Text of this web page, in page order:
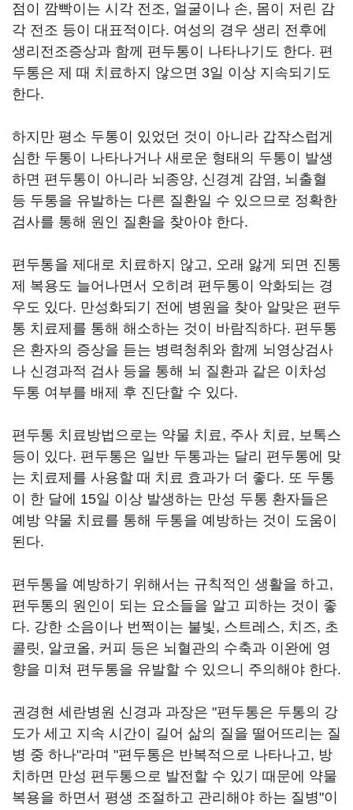
점이 깜빡이는 시각 전조, 얼굴이나 손, 몸이 저린 감
각 전조 등이 대표적이다. 여성의 경우 생리 전후에
생리전조증상과 함께 편두통이 나타나기도 한다. 편
두통은 제 때 치료하지 않으면 3일 이상 지속되기도
한다.
하지만 평소 두통이 있었던 것이 아니라 갑작스럽게
심한 두통이 나타나거나 새로운 형태의 두통이 발생
하면 편두통이 아니라 뇌종양, 신경계 감염, 뇌출혈
등 두통을 유발하는 다른 질환일 수 있으므로 정확한
검사를 통해 원인 질환을 찾아야 한다.
편두통을 제대로 치료하지 않고, 오래 앓게 되면 진통
제 복용도 늘어나면서 오히려 편두통이 악화되는 경
우도 있다. 만성화되기 전에 병원을 찾아 알맞은 편두
통 치료제를 통해 해소하는 것이 바람직하다. 편두통
은 환자의 증상을 듣는 병력청취와 함께 뇌영상검사
나 신경과적 검사 등을 통해 뇌 질환과 같은 이차성
두통 여부를 배제 후 진단할 수 있다.
편두통 치료방법으로는 약물 치료, 주사 치료, 보톡스
등이 있다. 편두통은 일반 두통과는 달리 편두통에 맞
는 치료제를 사용할 때 치료 효과가 더 좋다. 또 두통
이 한 달에 15일 이상 발생하는 만성 두통 환자들은
예방 약물 치료를 통해 두통을 예방하는 것이 도움이
된다.
편두통을 예방하기 위해서는 규칙적인 생활을 하고,
편두통의 원인이 되는 요소들을 알고 피하는 것이 좋
다. 강한 소음이나 번쩍이는 불빛, 스트레스, 치즈, 초
콜릿, 알코올, 커피 등은 뇌혈관의 수축과 이완에 영
향을 미쳐 편두통을 유발할 수 있으니 주의해야 한다.
권경현 세란병원 신경과 과장은 "편두통은 두통의 강
도가 세고 지속 시간이 길어 삶의 질을 떨어뜨리는 질
병 중 하나"라며 "편두통은 반복적으로 나타나고, 방
치하면 만성 편두통으로 발전할 수 있기 때문에 약물
복용을 하면서 평생 조절하고 관리해야 하는 질병"이